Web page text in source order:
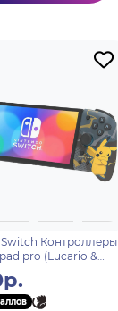
Контроллеры
pro (Lucario &